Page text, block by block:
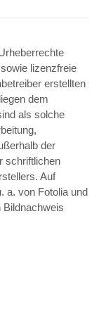
lizenzfreie
erstellten
dem
als solche
der
schriftlichen
Auf
a. von Fotolia und
Bildnachweis